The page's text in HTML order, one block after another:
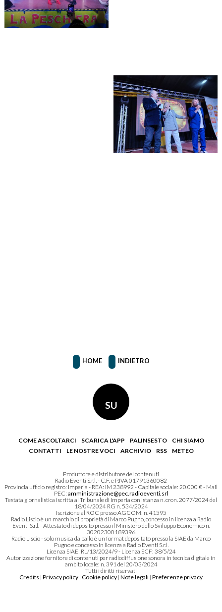
HOME INDIETRO
SU
COME ASCOLTARCI SCARICA L'APP PALINSESTO
CHI SIAMO
CONTATTI
LE NOSTRE VOCI ARCHIVIO RSS METEO
Produttore e distributore dei contenuti
Radio Eventi S.r.l. - C.F. e P.IVA 01791360082
Provincia ufficio registro: Imperia - REA: IM 238992 - Capitale sociale: 20.000 € - Mail
PEC: amministrazione@pec.radioeventi.srl
Testata giornalistica iscritta al Tribunale di Imperia con istanza n. cron. 2077/2024 del
18/04/2024 RG n. 534/2024
Iscrizione al ROC presso AGCOM: n. 41595
Radio Liscio è un marchio di proprietà di Marco Pugno, concesso in licenza a Radio
Eventi S.r.l. - Attestato di deposito presso il Ministero dello Sviluppo Economico n.
30202300189396
Radio Liscio - solo musica da ballo è un format depositato presso la SIAE da Marco
Pugno e concesso in licenza a Radio Eventi S.r.l.
Licenza SIAE: RL/13/2024/9 - Licenza SCF: 38/5/24
Autorizzazione fornitore di contenuti per radiodiffusione sonora in tecnica digitale in
ambito locale: n. 391 del 20/03/2024
Tutti i diritti riservati
Credits | Privacy policy | Cookie policy | Note legali | Preferenze privacy